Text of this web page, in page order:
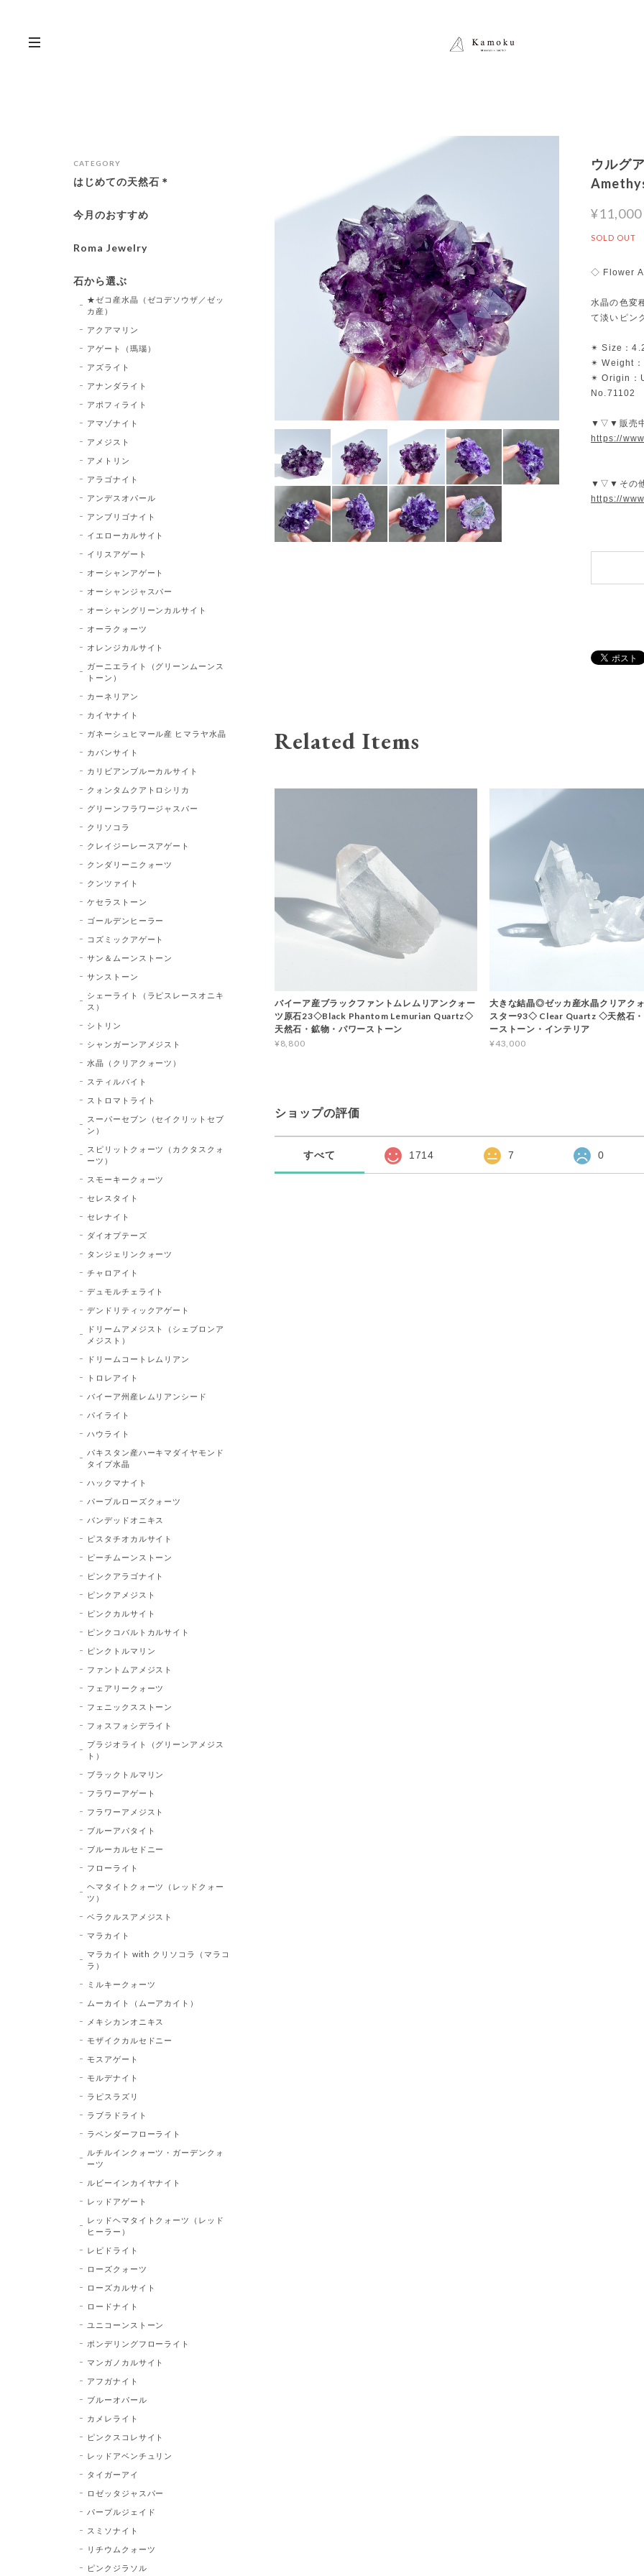
ウルグ
¥11,000
SOLD OUT
◇ Flower
水晶の色変
て淡いピン
✴︎ Size：
✴︎ Weight
✴︎ Origin：
No.71102
▼▽▼販売中
https://
▼▽▼その
https://
Related Items
バイーア産ブラックファントムレムリアンクォー
ツ原石23◇Black Phantom Lemurian Quartz◇
天然石・鉱物・パワーストーン
¥8,800
大きな結晶◎ゼッカ産水晶クリアク
スター93◇ Clear Quartz ◇天然石・
ーストーン・インテリア
¥43,000
ショップの評価
すべて 1714 7 0
CATEGORY
はじめての天然石＊
今月のおすすめ
Roma Jewelry
石から選ぶ
★ゼコ産水晶（ゼコデソウザ／ゼッ
カ産）
アクアマリン
アゲート（瑪瑙）
アズライト
アナンダライト
アポフィライト
アマゾナイト
アメジスト
アメトリン
アラゴナイト
アンデスオパール
アンブリゴナイト
イエローカルサイト
イリスアゲート
オーシャンアゲート
オーシャンジャスパー
オーシャングリーンカルサイト
オーラクォーツ
オレンジカルサイト
ガーニエライト（グリーンムーンス
トーン）
カーネリアン
カイヤナイト
ガネーシュヒマール産 ヒマラヤ水晶
カバンサイト
カリビアンブルーカルサイト
クォンタムクアトロシリカ
グリーンフラワージャスパー
クリソコラ
クレイジーレースアゲート
クンダリーニクォーツ
クンツァイト
ケセラストーン
ゴールデンヒーラー
コズミックアゲート
サン＆ムーンストーン
サンストーン
シェーライト（ラピスレースオニキ
ス）
シトリン
シャンガーンアメジスト
水晶（クリアクォーツ）
スティルバイト
ストロマトライト
スーパーセブン（セイクリットセブ
ン）
スピリットクォーツ（カクタスクォ
ーツ）
スモーキークォーツ
セレスタイト
セレナイト
ダイオプテーズ
タンジェリンクォーツ
チャロアイト
デュモルチェライト
デンドリティックアゲート
ドリームアメジスト（シェブロンア
メジスト）
ドリームコートレムリアン
トロレアイト
バイーア州産レムリアンシード
パイライト
ハウライト
パキスタン産ハーキマダイヤモンド
タイプ水晶
ハックマナイト
パープルローズクォーツ
バンデッドオニキス
ピスタチオカルサイト
ピーチムーンストーン
ピンクアラゴナイト
ピンクアメジスト
ピンクカルサイト
ピンクコバルトカルサイト
ピンクトルマリン
ファントムアメジスト
フェアリークォーツ
フェニックスストーン
フォスフォシデライト
プラジオライト（グリーンアメジス
ト）
ブラックトルマリン
フラワーアゲート
フラワーアメジスト
ブルーアパタイト
ブルーカルセドニー
フローライト
ヘマタイトクォーツ（レッドクォー
ツ）
ベラクルスアメジスト
マラカイト
マラカイト with クリソコラ（マラコ
ラ）
ミルキークォーツ
ムーカイト（ムーアカイト）
メキシカンオニキス
モザイクカルセドニー
モスアゲート
モルデナイト
ラピスラズリ
ラブラドライト
ラベンダーフローライト
ルチルインクォーツ・ガーデンクォ
ーツ
ルビーインカイヤナイト
レッドアゲート
レッドヘマタイトクォーツ（レッド
ヒーラー）
レピドライト
ローズクォーツ
ローズカルサイト
ロードナイト
ユニコーンストーン
ポンデリングフローライト
マンガノカルサイト
アフガナイト
ブルーオパール
カメレライト
ピンクスコレサイト
レッドアベンチュリン
タイガーアイ
ロゼッタジャスパー
パープルジェイド
スミソナイト
リチウムクォーツ
ピンクジラソル